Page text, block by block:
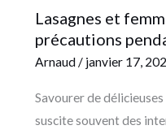
Lasagnes et
précautions
Arnaud/ janvier 17,
Savourer de
suscite souvent des